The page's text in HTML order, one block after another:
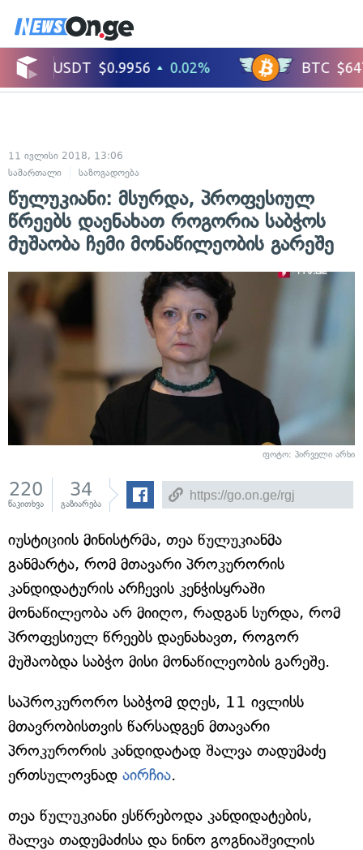
11 ივლისი 2018, 13:06
სამართალი
საზოგადოება
წულუკიანი: მსურდა, პროფესიულ
წრეებს დაენახათ როგორია საბჭოს
მუშაობა ჩემი მონაწილეობის გარეშე
ფოტო: პირველი არხი
220
წაკითხვა
34
გაზიარება
იუსტიციის მინისტრმა, თეა წულუკიანმა
განმარტა, რომ მთავარი პროკურორის
კანდიდატურის არჩევის კენჭისყრაში
მონაწილეობა არ მიიღო, რადგან სურდა, რომ
პროფესიულ წრეებს დაენახავთ, როგორ
მუშაობდა საბჭო მისი მონაწილეობის გარეშე.
საპროკურორო საბჭომ დღეს, 11 ივლისს
მთავრობისთვის წარსადგენ მთავარი
პროკურორის კანდიდატად შალვა თადუმაძე
ერთსულოვნად აირჩია.
თეა წულუკიანი ესწრებოდა კანდიდატების,
შალვა თადუმაძისა და ნინო გოგნიაშვილის